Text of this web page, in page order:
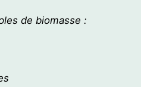
de biomasse :